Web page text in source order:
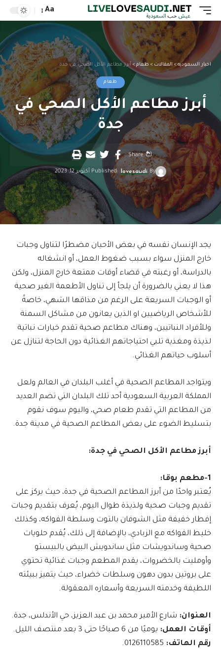
Aa
اخبار السعوديه> المقالات > طعام> أبرز مطاعم الأكل الصحي في جدة
طعام
أبرز مطاعم الأكل الصحي في
جدة
By
lovesaudi Published أكتوبر 12, 2023
Share
يجد الإنسان نفسه في بعض الأحيان مضطرًا لتناول وجبات
خارج المنزل سواء بسبب ضغوط العمل، أو انشغاله
بالدراسة، أو رغبته في قضاء أوقات ممتعة خارج المنزل، ولكن
هذا لا يعني بالضرورة أن يلجأ إلى تناول الأطعمة الغير صحية
أو الوجبات السريعة على الرغم من مذاقها الشهي، خاصةً
للأشخاص الرياضيين او الذين يعانون من مشاكل السمنة
وللأفراد النباتيين، وهناك مطاعم صحية تقدم خيارات نباتية
لذيذة ومغذية تلبي احتياجاتهم الغذائية دون الحاجة لتنازل عن
أسلوب حياتهم الغذائي.
ويتواجد المطاعم الصحية في أغلب البلدان في العالم ولعل
المملكة العربية السعودية أحد تلك البلدان التي تضم العديد
من المطاعم التي تقدم طعام صحي، واليوم سوف نقوم
بتسليط الضوء على بعض المطاعم الصحية في مدينة جدة.
أبرز مطاعم الأكل الصحي في جدة:
1-مطعم بوقا:
يُعتبر واحدًا من أبرز المطاعم الصحية في جدة، حيث يركز على
تقديم وجبات صحية ولذيذة طوال اليوم، يُعرف بتقديم وجبات
إفطار خفيفة مثل الشوفان بالتوت وسلطة الفواكه، وكذلك
خليط الفواكه مع الزبادي، بالإضافة إلى ذلك، يُقدم حلويات
صحية وساندويشات مثل ساندويش البيض بالبيستو
وأومليت بالخضروات، يقدم المطعم وجبات غذائية تحتوي
على بروتين بدون دهون وسلطات خضراء، حيث يتميز ببيئته
اللطيفة وخدمته السريعة وأسعاره المعقولة.
العنوان: شارع الأمير محمد بن عبد العزيز، حي الأندلس، جدة.
أوقات العمل: يوميًا من 6 صباحًا حتى 3 بعد منتصف الليل.
رقم الهاتف: